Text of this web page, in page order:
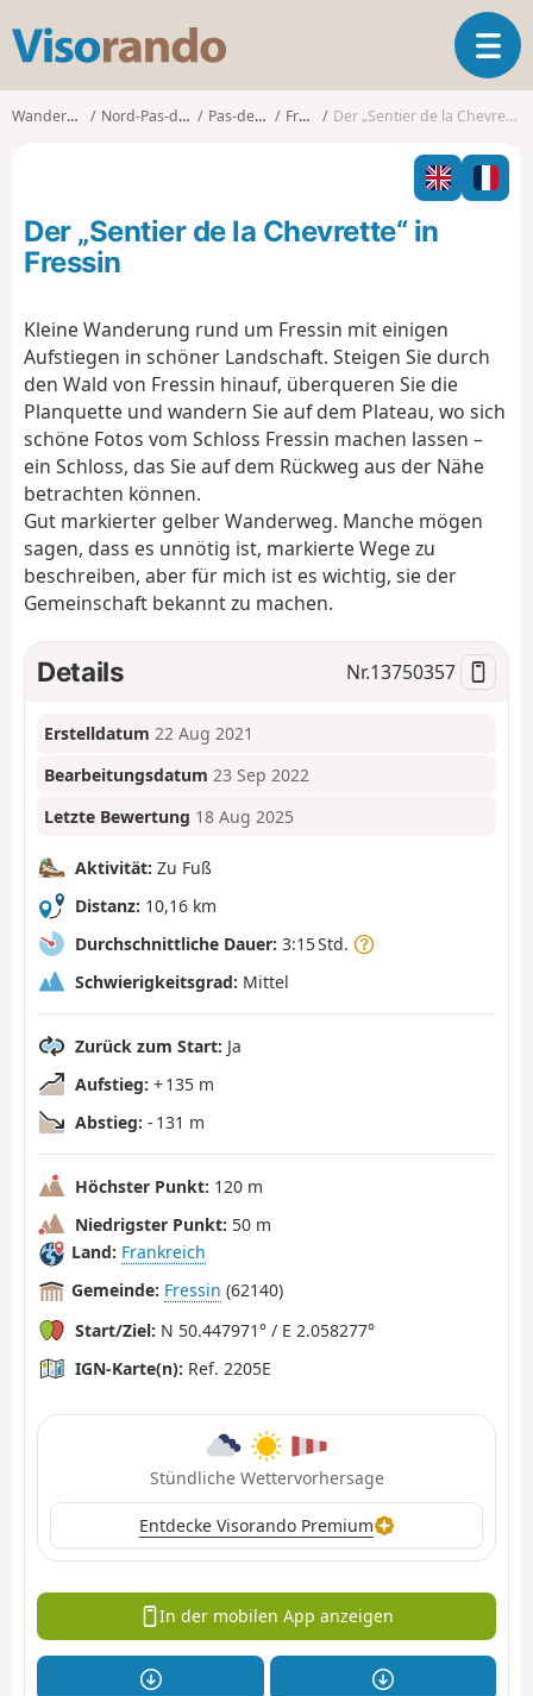
s
o
o
T
o
l
n
t
o
Wanderungen Nord-Pas-de-Calais Pas-de-Calais Fressin Der „Sentier de la Chevrette“ in Fressin
Der „Sentier de la Chevrette“ in
Fressin
Kleine Wanderung rund um Fressin mit einigen
Aufstiegen in schöner Landschaft. Steigen Sie durch
den Wald von Fressin hinauf, überqueren Sie die
Planquette und wandern Sie auf dem Plateau, wo sich
schöne Fotos vom Schloss Fressin machen lassen –
ein Schloss, das Sie auf dem Rückweg aus der Nähe
betrachten können.
Gut markierter gelber Wanderweg. Manche mögen
sagen, dass es unnötig ist, markierte Wege zu
beschreiben, aber für mich ist es wichtig, sie der
Gemeinschaft bekannt zu machen.
Details Nr.13750357
Erstelldatum 22 Aug 2021
Bearbeitungsdatum 23 Sep 2022
Letzte Bewertung 18 Aug 2025
Aktivität: Zu Fuß
Distanz: 10,16 km
Durchschnittliche Dauer: 3:15 Std.
Schwierigkeitsgrad: Mittel
Zurück zum Start: Ja
Aufstieg: + 135 m
Abstieg: - 131 m
Höchster Punkt: 120 m
Niedrigster Punkt: 50 m
Land: Frankreich
Gemeinde: Fressin (62140)
Start/Ziel: N 50.447971° / E 2.058277°
IGN-Karte(n): Ref. 2205E
Stündliche Wettervorhersage
Entdecke Visorando Premium
In der mobilen App anzeigen